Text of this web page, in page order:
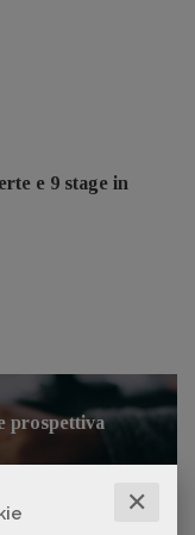
✕
e 9 stage in
prospettiva